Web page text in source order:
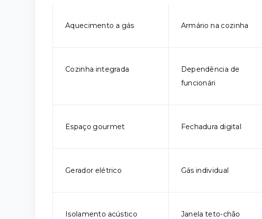
Aquecimento a gás Armário na cozinha
Cozinha integrada
Dependência de
funcionári
Espaço gourmet Fechadura digital
Gerador elétrico Gás individual
Isolamento acústico Janela teto-chão